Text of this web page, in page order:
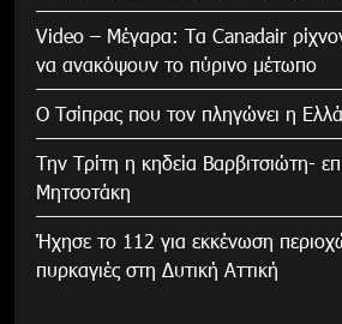
Video – Μέγαρα: Τα Canadair
να ανακόψουν το πύρινο μέτωπο
Ο Τσίπρας που τον πληγώνει η
Την Τρίτη η κηδεία Βαρβιτσιώτη-
Μητσοτάκη
Ήχησε το 112 για εκκένωση
πυρκαγιές στη Δυτική Αττική